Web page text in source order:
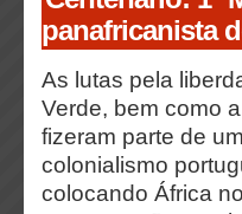
panafricanista
As lutas pela
Verde, bem como
fizeram parte de
colonialismo
colocando África